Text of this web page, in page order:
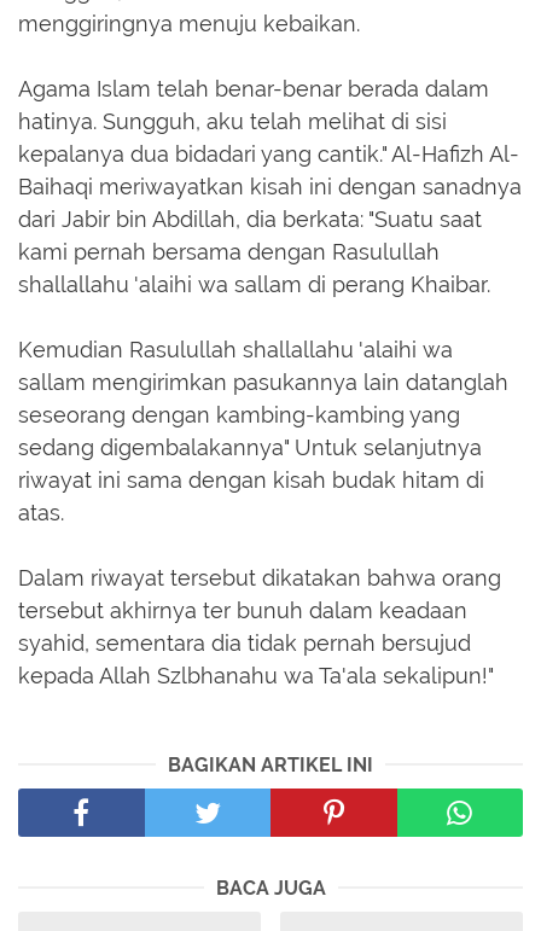
menggiringnya menuju kebaikan.
Agama Islam telah benar-benar berada dalam
hatinya. Sungguh, aku telah melihat di sisi
kepalanya dua bidadari yang cantik." Al-Hafizh Al-
Baihaqi meriwayatkan kisah ini dengan sanadnya
dari Jabir bin Abdillah, dia berkata: "Suatu saat
kami pernah bersama dengan Rasulullah
shallallahu 'alaihi wa sallam di perang Khaibar.
Kemudian Rasulullah shallallahu 'alaihi wa
sallam mengirimkan pasukannya lain datanglah
seseorang dengan kambing-kambing yang
sedang digembalakannya" Untuk selanjutnya
riwayat ini sama dengan kisah budak hitam di
atas.
Dalam riwayat tersebut dikatakan bahwa orang
tersebut akhirnya ter bunuh dalam keadaan
syahid, sementara dia tidak pernah bersujud
kepada Allah Szlbhanahu wa Ta'ala sekalipun!"
BAGIKAN ARTIKEL INI
BACA JUGA